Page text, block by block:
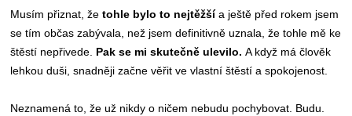
Musím přiznat, žetohle bylo to nejtěžšía ještě před rokem jsem
se tím občas zabývala, než jsem definitivně uznala, že tohle mě ke
štěstí nepřivede. Pak se mi skutečně ulevilo. A když má člověk
lehkou duši, snadněji začne věřit ve vlastní štěstí a spokojenost.
Neznamená to, že už nikdy o ničem nebudu pochybovat. Budu.